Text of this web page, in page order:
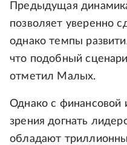
Предыдущая
позволяет уверенно
однако темпы
что подобный
отметил Малых.
Однако с финансовой
зрения догнать
обладают